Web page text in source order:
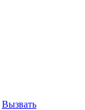
Вызвать